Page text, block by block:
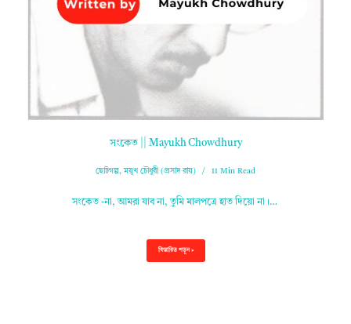
সংকেত || Mayukh Chowdhury
ছোটগল্প,ময়ূখ চৌধুরী (প্রসাদ রায়) 11 Min Read
সংকেত -না, আমরা যাব না, তুমি মালপত্রে হাত দিয়ো না।…
বিস্তারিত পড়ুন »